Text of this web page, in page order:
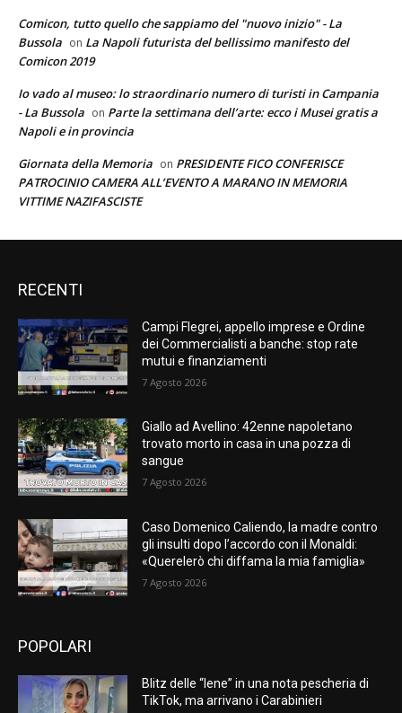
Comicon, tutto quello che sappiamo del "nuovo inizio" - La
Bussola on La Napoli futurista del bellissimo manifesto del
Comicon 2019
Io vado al museo: lo straordinario numero di turisti in Campania
- La Bussola on Parte la settimana dell’arte: ecco i Musei gratis a
Napoli e in provincia
Giornata della Memoria on PRESIDENTE FICO CONFERISCE
PATROCINIO CAMERA ALL’EVENTO A MARANO IN MEMORIA
VITTIME NAZIFASCISTE
RECENTI
Campi Flegrei, appello imprese e Ordine
dei Commercialisti a banche: stop rate
mutui e finanziamenti
7 Agosto 2026
Giallo ad Avellino: 42enne napoletano
trovato morto in casa in una pozza di
sangue
7 Agosto 2026
Caso Domenico Caliendo, la madre contro
gli insulti dopo l’accordo con il Monaldi:
«Querelerò chi diffama la mia famiglia»
7 Agosto 2026
POPOLARI
Blitz delle “Iene” in una nota pescheria di
TikTok, ma arrivano i Carabinieri